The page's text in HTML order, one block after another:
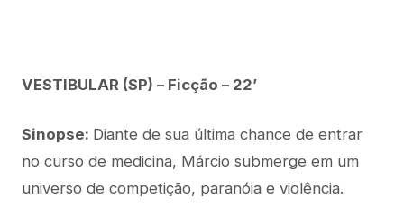
VESTIBULAR (SP) – Ficção – 22’
Sinopse: Diante de sua última chance de entrar
no curso de medicina, Márcio submerge em um
universo de competição, paranóia e violência.